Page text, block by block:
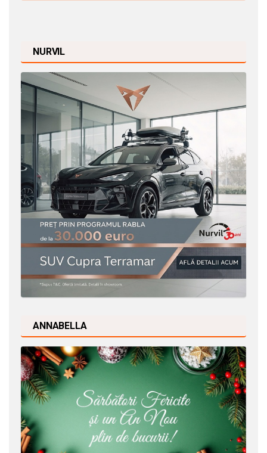
NURVIL
ANNABELLA